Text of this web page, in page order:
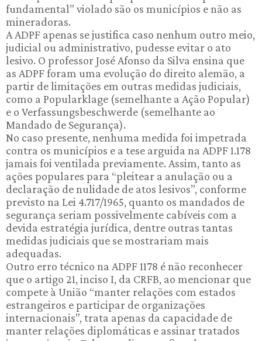
fundamental” violado são os municípios e não as
mineradoras.
A ADPF apenas se justifica caso nenhum outro meio,
judicial ou administrativo, pudesse evitar o ato
lesivo. O professor José Afonso da Silva ensina que
as ADPF foram uma evolução do direito alemão, a
partir de limitações em outras medidas judiciais,
como a Popularklage (semelhante a Ação Popular)
e o Verfassungsbeschwerde (semelhante ao
Mandado de Segurança).
No caso presente, nenhuma medida foi impetrada
contra os municípios e a tese arguida na ADPF 1.178
jamais foi ventilada previamente. Assim, tanto as
ações populares para “pleitear a anulação ou a
declaração de nulidade de atos lesivos”, conforme
previsto na Lei 4.717/1965, quanto os mandados de
segurança seriam possivelmente cabíveis com a
devida estratégia jurídica, dentre outras tantas
medidas judiciais que se mostrariam mais
adequadas.
Outro erro técnico na ADPF 1178 é não reconhecer
que o artigo 21, inciso I, da CRFB, ao mencionar que
compete à União “manter relações com estados
estrangeiros e participar de organizações
internacionais”, trata apenas da capacidade de
manter relações diplomáticas e assinar tratados